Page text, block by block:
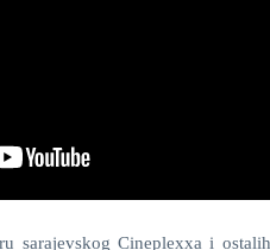
sarajevskog Cineplexxa i